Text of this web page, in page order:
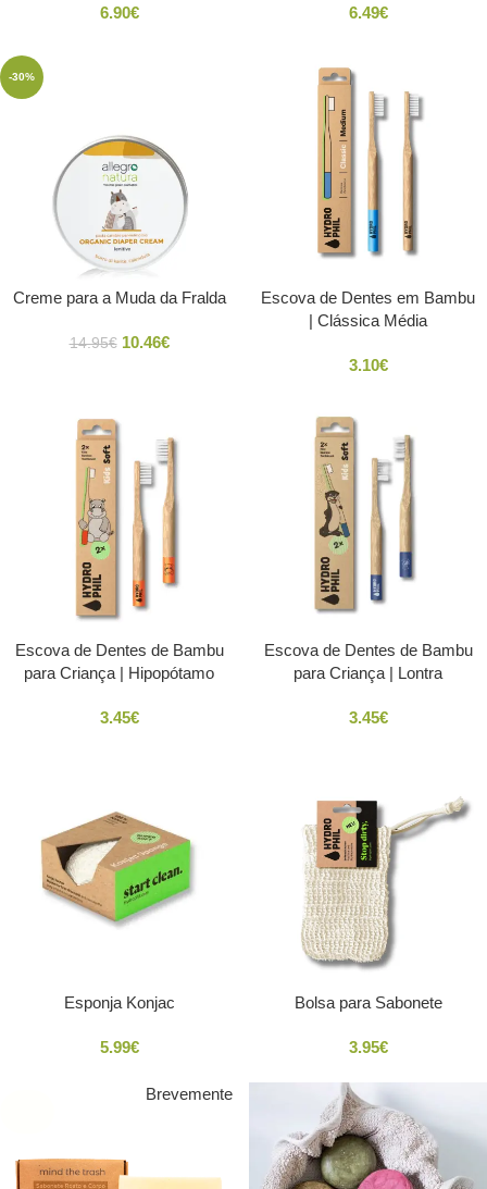
6.90€ 6.49€
-30%
Creme para a Muda da Fralda
14.95€ 10.46€
Escova de Dentes em Bambu
| Clássica Média
3.10€
Escova de Dentes de Bambu
para Criança | Hipopótamo
3.45€
Escova de Dentes de Bambu
para Criança | Lontra
3.45€
Esponja Konjac
5.99€
Bolsa para Sabonete
3.95€
Brevemente